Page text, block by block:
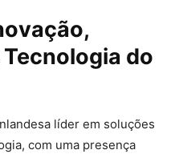
do
líder em soluções
com uma presença